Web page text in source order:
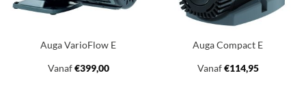
Auga VarioFlow E
Vanaf€399,00
Auga Compact E
Vanaf€114,95